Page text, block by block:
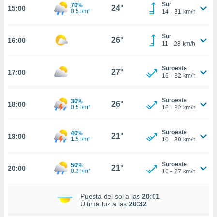
de que
el sitio
para
o
aunque
no
Puedes
acceder a
15:00
70%
0.5 l/m²
24°
Sur
14 - 31 km/h
16:00 26°
Sur
11 - 28 km/h
17:00 27°
Suroeste
16 - 32 km/h
18:00
30%
0.5 l/m²
26°
Suroeste
16 - 32 km/h
19:00
40%
1.5 l/m²
21°
Suroeste
10 - 39 km/h
20:00
50%
0.3 l/m²
21°
Suroeste
16 - 27 km/h
Puesta del sol a las 20:01
Última luz a las 20:32